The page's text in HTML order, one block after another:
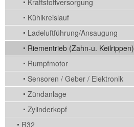
Kraftstoffversorgung
Kühlkreislauf
Ladeluftführung/Ansaugung
Riementrieb (Zahn-u. Keilrippen)
Rumpfmotor
Sensoren / Geber / Elektronik
Zündanlage
Zylinderkopf
R32